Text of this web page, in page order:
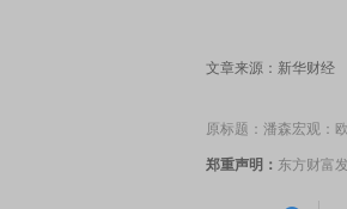
文章来源：新华财经
原标题：潘森宏观：
郑重声明： 东方财富